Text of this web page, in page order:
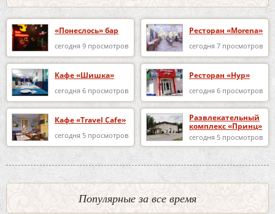
«Понеслось» бар
сегодня 9 просмотров
Ресторан «Morena»
сегодня 7 просмотров
Кафе «Шишка»
сегодня 6 просмотров
Ресторан «Нур»
сегодня 6 просмотров
Кафе «Travel Cafe»
сегодня 5 просмотров
Развлекательный
комплекс «Принц»
сегодня 5 просмотров
Популярные за все время